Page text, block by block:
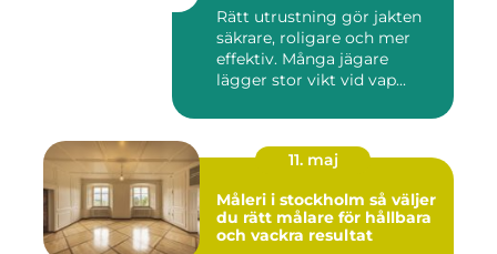
Rätt utrustning gör jakten
säkrare, roligare och mer
effektiv. Många jägare
lägger stor vikt vid vap...
11. maj
Måleri i stockholm så väljer
du rätt målare för hållbara
och vackra resultat